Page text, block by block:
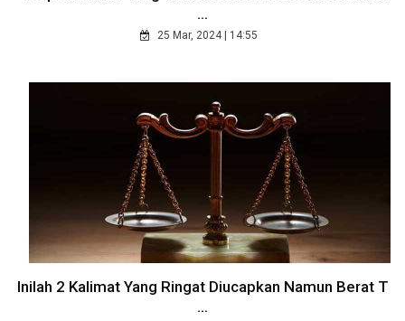
...
25 Mar, 2024 | 14:55
Inilah 2 Kalimat Yang Ringat Diucapkan Namun Berat T
...